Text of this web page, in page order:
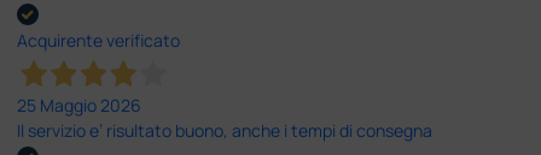
Acquirente verificato
25 Maggio 2026
Il servizio e’ risultato buono, anche i tempi di consegna